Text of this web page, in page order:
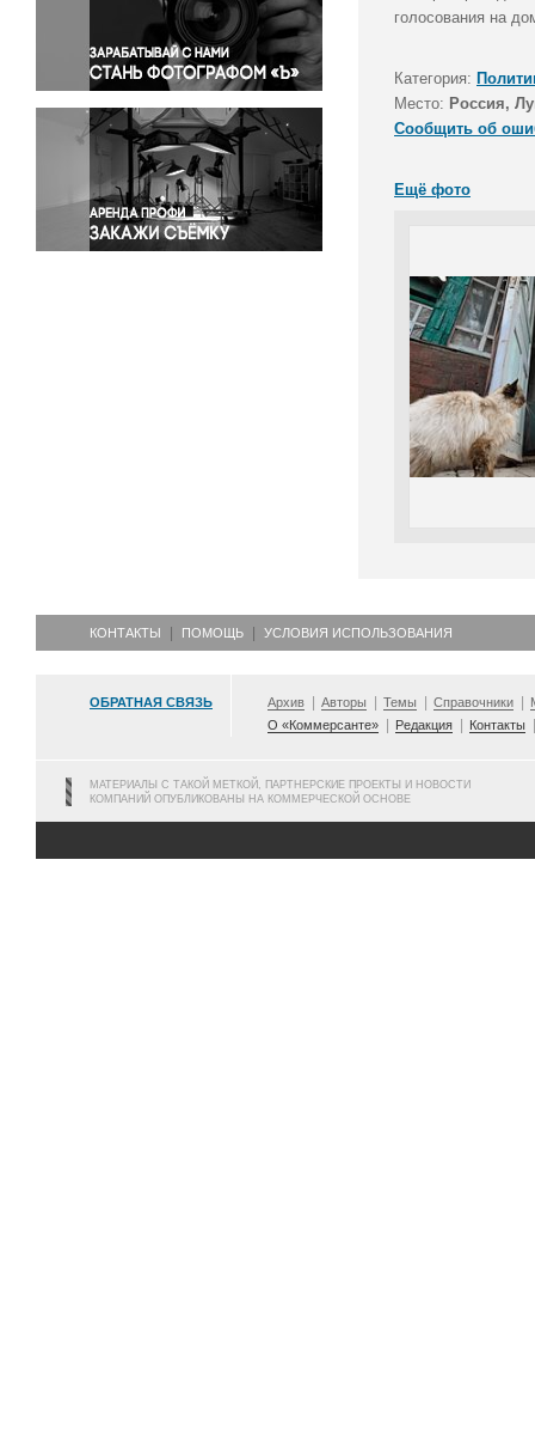
Правосудие
Происшествия и конфликты
Религия
Светская жизнь
Спорт
Экология
Экономика и бизнес
голосования на
Категория:
Место: Россия,
Сообщить об
Ещё фото
КОНТАКТЫ ПОМОЩЬ УСЛОВИЯ ИСПОЛЬЗОВАНИЯ
ОБРАТНАЯ СВЯЗЬ Архив Авторы Темы Справочники
О «Коммерсанте»
Редакция Контакты
МАТЕРИАЛЫ С ТАКОЙ МЕТКОЙ, ПАРТНЕРСКИЕ ПРОЕКТЫ И НОВОСТИ
КОМПАНИЙ ОПУБЛИКОВАНЫ НА КОММЕРЧЕСКОЙ ОСНОВЕ